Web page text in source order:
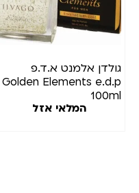
מותגים
מצב
מלאי
גולדן אלמנט א.ד.פ
Golden Elements e.d.p
100ml
המלאי אזל